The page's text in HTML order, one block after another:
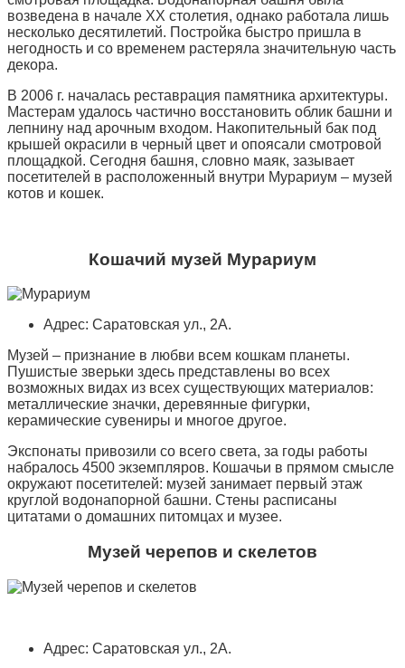
возведена в начале XX столетия, однако работала лишь
несколько десятилетий. Постройка быстро пришла в
негодность и со временем растеряла значительную часть
декора.
В 2006 г. началась реставрация памятника архитектуры.
Мастерам удалось частично восстановить облик башни и
лепнину над арочным входом. Накопительный бак под
крышей окрасили в черный цвет и опоясали смотровой
площадкой. Сегодня башня, словно маяк, зазывает
посетителей в расположенный внутри Мурариум – музей
котов и кошек.
Кошачий музей Мурариум
Адрес: Саратовская ул., 2А.
Музей – признание в любви всем кошкам планеты.
Пушистые зверьки здесь представлены во всех
возможных видах из всех существующих материалов:
металлические значки, деревянные фигурки,
керамические сувениры и многое другое.
Экспонаты привозили со всего света, за годы работы
набралось 4500 экземпляров. Кошачьи в прямом смысле
окружают посетителей: музей занимает первый этаж
круглой водонапорной башни. Стены расписаны
цитатами о домашних питомцах и музее.
Музей черепов и скелетов
Адрес: Саратовская ул., 2А.